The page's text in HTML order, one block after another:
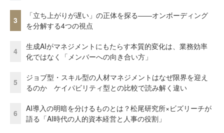
3
「立ち上がりが遅い」の正体を探る——オンボーディング
を分解する4つの視点
4
生成AIがマネジメントにもたらす本質的変化は、業務効率
化ではなく「メンバーへの向き合い方」
5
ジョブ型・スキル型の人材マネジメントはなぜ限界を迎え
るのか ケイパビリティ型との比較で読み解く違い
6
AI導入の明暗を分けるものとは？松尾研究所×ビズリーチが
語る「AI時代の人的資本経営と人事の役割」